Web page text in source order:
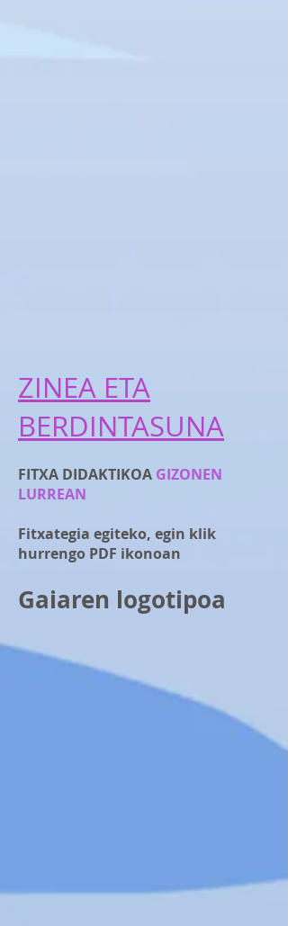
ZINEA ETA
BERDINTASUNA
FITXA DIDAKTIKOA GIZONEN
LURREAN
Fitxategia egiteko, egin klik
hurrengo PDF ikonoan
Gaiaren logotipoa